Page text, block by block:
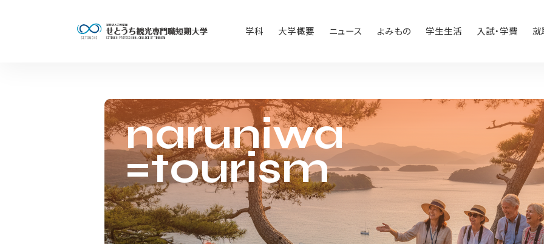
学科 大学概要 ニュース よみもの 学生生活 入試・学費 就
naruniwa
=tourism